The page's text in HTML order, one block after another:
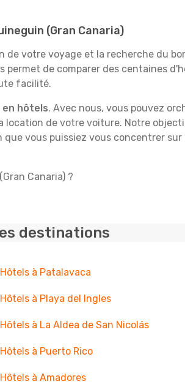
(Gran Canaria)
de votre voyage et la recherche du
de comparer des centaines
facilité.
en hôtels. Avec nous, vous pouvez
location de votre voiture. Notre
vous puissiez vous concentrer
Canaria) ?
destinations
Hôtels à Patalavaca
Hôtels à Playa del Ingles
Hôtels à La Aldea de San Nicolás
Hôtels à Puerto Rico
Hôtels à Amadores